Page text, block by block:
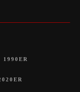
1990ER